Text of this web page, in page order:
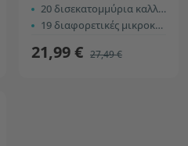
20 δισεκατομμύρια καλλιέργειες σε κάθε κάψουλα
19 διαφορετικές μικροκαλλιέργειες
21,99 € 27,49 €